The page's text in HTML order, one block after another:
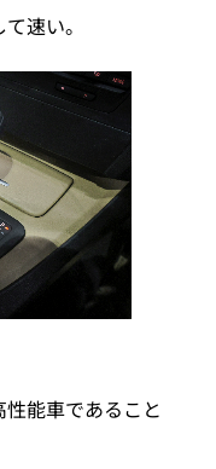
速い。
能車であること